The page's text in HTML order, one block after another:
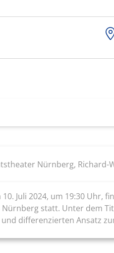
Nürnberg, Richard-
Juli 2024, um 19:30 Uhr,
statt. Unter dem
differenzierten Ansatz